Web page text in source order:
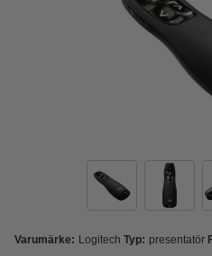
Varumärke: Logitech Typ: presentatör